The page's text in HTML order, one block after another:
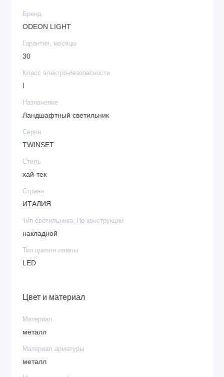
Бренд
ODEON LIGHT
Гарантия, месяцы
30
Класс электро-безопасности
Назначение
Ландшафтный светильник
Серия
TWINSET
Стиль
хай-тек
Страна
ИТАЛИЯ
Тип светильника_По конструкции
накладной
Тип цоколя лампы
LED
Цвет и материал
Материал
металл
Материал арматуры
металл